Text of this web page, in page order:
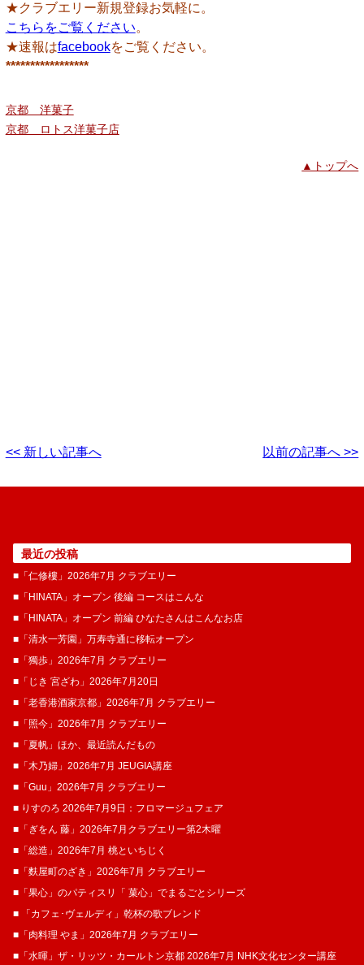
★クラブエリー新規登録お気軽に。
こちらをご覧ください。
★速報はfacebookをご覧ください。
*****************
京都 洋菓子
京都 ロトス洋菓子店
▲トップへ
<< 新しい記事へ 以前の記事へ >>
最近の投稿
■「仁修樓」2026年7月 クラブエリー
■「HINATA」オープン 後編 コースはこんな
■「HINATA」オープン 前編 ひなたさんはこんなお店
■「清水一芳園」万寿寺通に移転オープン
■「獨歩」2026年7月 クラブエリー
■「じき 宮ざわ」2026年7月20日
■「老香港酒家京都」2026年7月 クラブエリー
■「照今」2026年7月 クラブエリー
■「夏帆」ほか、最近読んだもの
■「木乃婦」2026年7月 JEUGIA講座
■「Guu」2026年7月 クラブエリー
■ りすのろ 2026年7月9日：フロマージュフェア
■「ぎをん 藤」2026年7月クラブエリー第2木曜
■「総造」2026年7月 桃といちじく
■「麩屋町のざき」2026年7月 クラブエリー
■「果心」のパティスリ「 菓​心」でまるごとシリーズ
■ 「カフェ･ヴェルディ」乾杯の歌ブレンド
■「肉料理 やま」2026年7月 クラブエリー
■「水暉」ザ・リッツ・カールトン京都 2026年7月 NHK文化センター講座